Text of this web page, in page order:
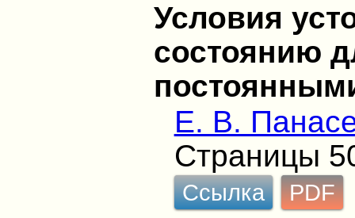
Условия
состоянию
Е. В.
Страницы
Ссылка PDF